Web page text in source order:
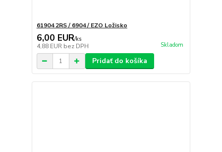
61904 2RS / 6904 / EZO Ložisko
6,00 EUR/ks
4,88 EUR bez DPH Skladom
Pridať do košíka